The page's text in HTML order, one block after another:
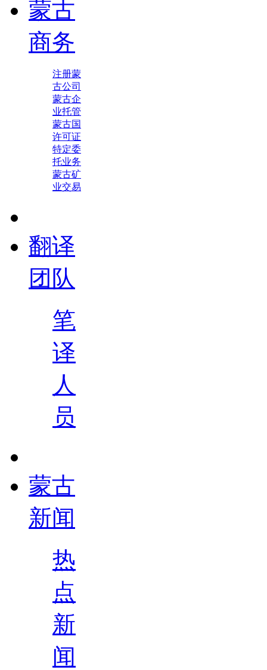
蒙古
商务
注册蒙
古公司
蒙古企
业托管
蒙古国
许可证
特定委
托业务
蒙古矿
业交易
翻译
团队
笔
译
人
员
蒙古
新闻
热
点
新
闻